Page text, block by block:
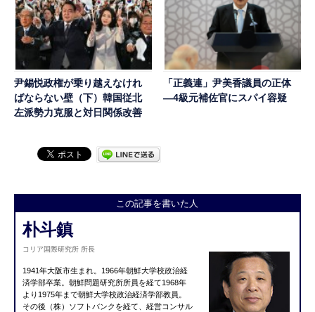
尹錫悦政権が乗り越えなけれ
ばならない壁（下）韓国従北
左派勢力克服と対日関係改善
「正義連」尹美香議員の正体
―4級元補佐官にスパイ容疑
この記事を書いた人
朴斗鎮
コリア国際研究所 所長
1941年大阪市生まれ。1966年朝鮮大学校政治経
済学部卒業。朝鮮問題研究所所員を経て1968年
より1975年まで朝鮮大学校政治経済学部教員。
その後（株）ソフトバンクを経て、経営コンサル